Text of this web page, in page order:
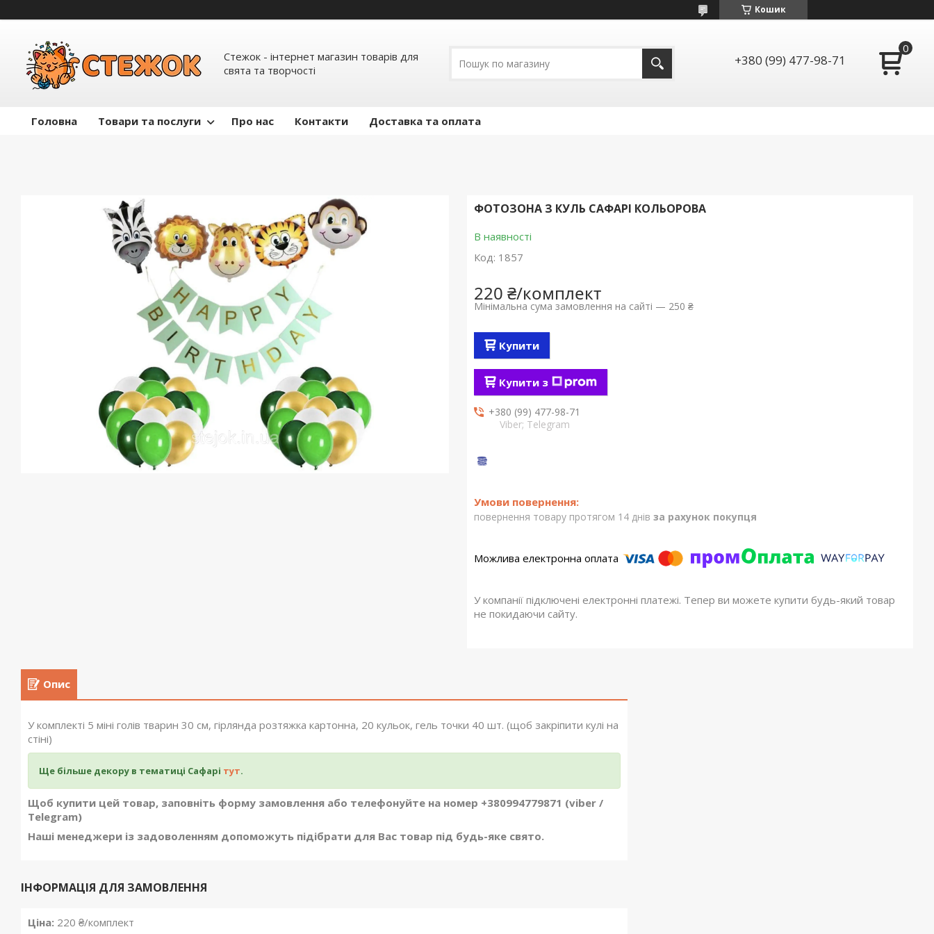
Кошик
Стежок - інтернет магазин товарів для
свята та творчості
+380 (99) 477-98-71
Головна Товари та послуги Про нас Контакти Доставка та оплата
ФОТОЗОНА З КУЛЬ САФАРІ КОЛЬОРОВА
В наявності
Код: 1857
220 ₴/комплект
Мінімальна сума замовлення на сайті — 250 ₴
Купити
Купити з
+380 (99) 477-98-71
Viber; Telegram
повернення товару протягом 14 днів за рахунок покупця
У компанії підключені електронні платежі. Тепер ви можете купити будь-який товар
не покидаючи сайту.
Опис
У комплекті 5 міні голів тварин 30 см, гірлянда розтяжка картонна, 20 кульок, гель точки 40 шт. (щоб закріпити кулі на
стіні)
Ще більше декору в тематиці Сафарі тут.
Щоб купити цей товар, заповніть форму замовлення або телефонуйте на номер +380994779871 (viber /
Telegram)
Наші менеджери із задоволенням допоможуть підібрати для Вас товар під будь-яке свято.
ІНФОРМАЦІЯ ДЛЯ ЗАМОВЛЕННЯ
Ціна: 220 ₴/комплект